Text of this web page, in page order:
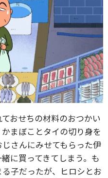
おせちの材料のおつかい
まぼことタイの切り身を
さんにみせてもらった伊
に買ってきてしまう。も
子だったが、ヒロシとお